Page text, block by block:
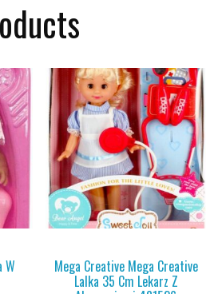
W Mega Creative Mega Creative
Lalka 35 Cm Lekarz Z